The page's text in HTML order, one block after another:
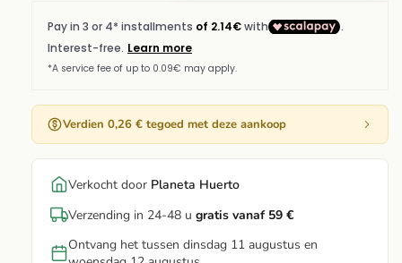
Verdien 0,26 € tegoed met deze aankoop
Verkocht door Planeta Huerto
Verzending in 24-48 u gratis vanaf 59 €
Ontvang het tussen dinsdag 11 augustus en